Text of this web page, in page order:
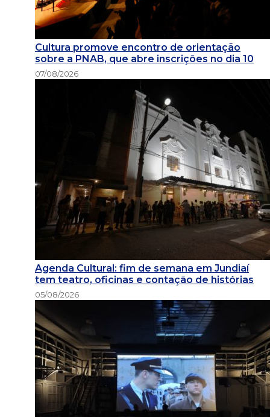
Cultura promove encontro de orientação
sobre a PNAB, que abre inscrições no dia 10
07/08/2026
Agenda Cultural: fim de semana em Jundiaí
tem teatro, oficinas e contação de histórias
05/08/2026